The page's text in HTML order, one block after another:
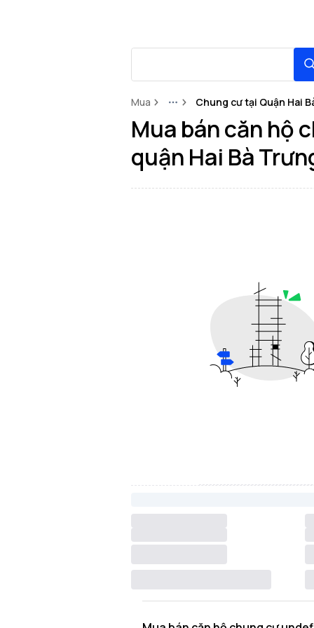
Mua MoreChung cư tại Quận Hai
Mua bán căn hộ
quận Hai Bà